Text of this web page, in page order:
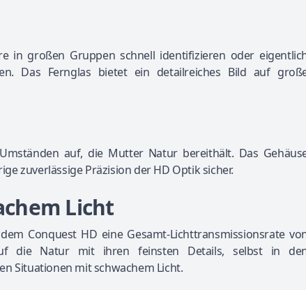
in großen Gruppen schnell identifizieren oder
Das Fernglas bietet ein detailreiches Bild auf
auf, die Mutter Natur bereithält. Das
zuverlässige Präzision der HD Optik sicher.
Licht
Conquest HD eine Gesamt-Lichttransmissionsrate
die Natur mit ihren feinsten Details, selbst in
Situationen mit schwachem Licht.